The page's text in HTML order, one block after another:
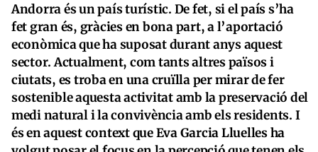
Andorra és un país turístic. De fet, si el país s’ha
fet gran és, gràcies en bona part, a l’aportació
econòmica que ha suposat durant anys aquest
sector. Actualment, com tants altres països i
ciutats, es troba en una cruïlla per mirar de fer
sostenible aquesta activitat amb la preservació del
medi natural i la convivència amb els residents. I
és en aquest context que Eva Garcia Lluelles ha